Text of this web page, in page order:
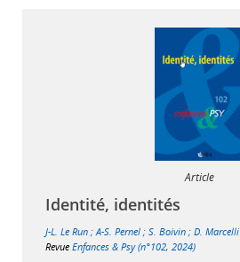
Article
Identité, identités
J-L. Le Run ;A-S. Pernel ; S. Boivin ; D. Marcelli
Revue Enfances & Psy (n°102, 2024)